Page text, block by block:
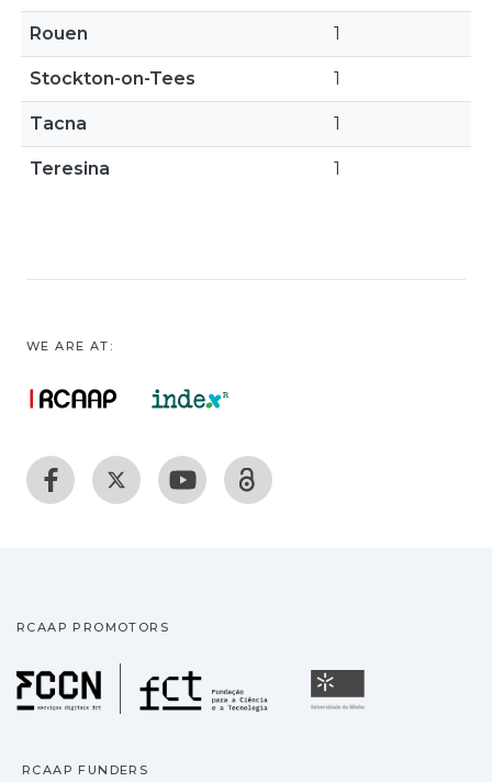
Rouen 1
Stockton-on-Tees 1
Tacna 1
Teresina 1
WE ARE AT:
RCAAP PROMOTORS
Fundação para a
RCAAP FUNDERS